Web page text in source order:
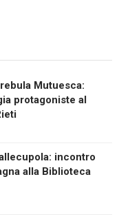
Mutuesca:
protagoniste al
incontro
alla Biblioteca